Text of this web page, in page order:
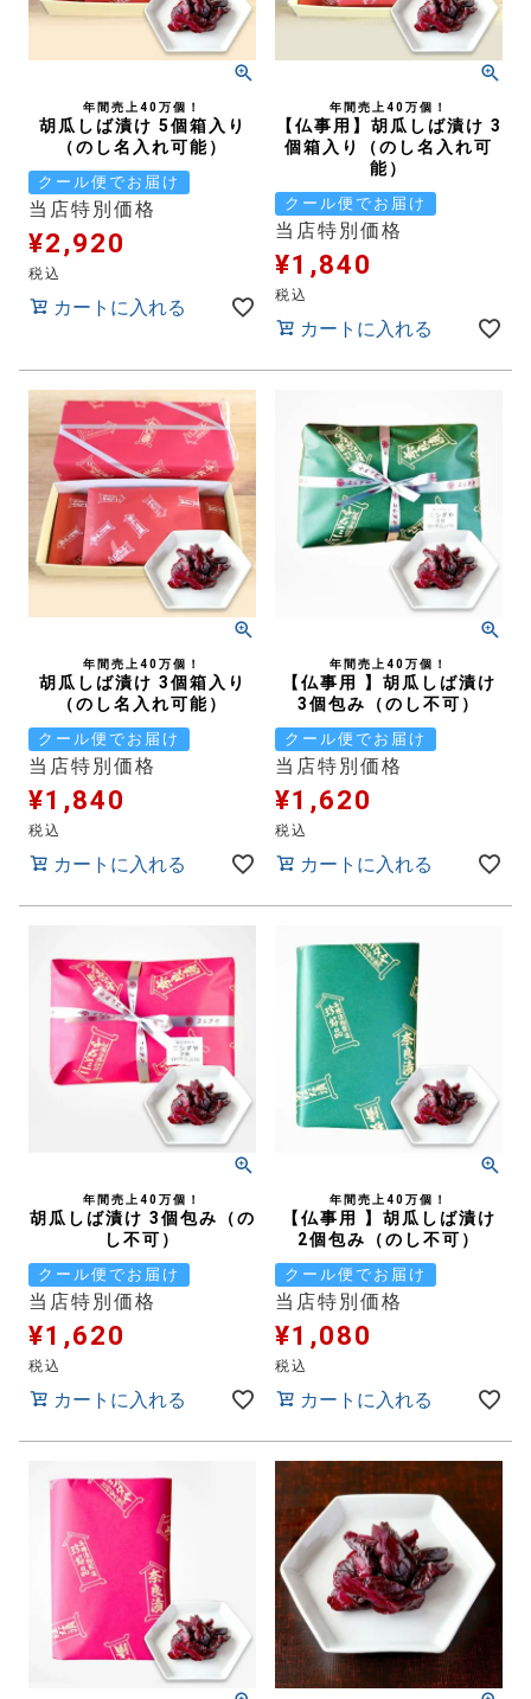
年間売上40万個！
胡瓜しば漬け 5個箱入り
（のし名入れ可能）
クール便でお届け
当店特別価格
¥2,920
税込
カートに入れる
年間売上40万個！
【仏事用】胡瓜しば漬け 3
個箱入り（のし名入れ可
能）
クール便でお届け
当店特別価格
¥1,840
税込
カートに入れる
年間売上40万個！
胡瓜しば漬け 3個箱入り
（のし名入れ可能）
クール便でお届け
当店特別価格
¥1,840
税込
カートに入れる
年間売上40万個！
【仏事用 】胡瓜しば漬け
3個包み（のし不可）
クール便でお届け
当店特別価格
¥1,620
税込
カートに入れる
年間売上40万個！
胡瓜しば漬け 3個包み（の
し不可）
クール便でお届け
当店特別価格
¥1,620
税込
カートに入れる
年間売上40万個！
【仏事用 】胡瓜しば漬け
2個包み（のし不可）
クール便でお届け
当店特別価格
¥1,080
税込
カートに入れる